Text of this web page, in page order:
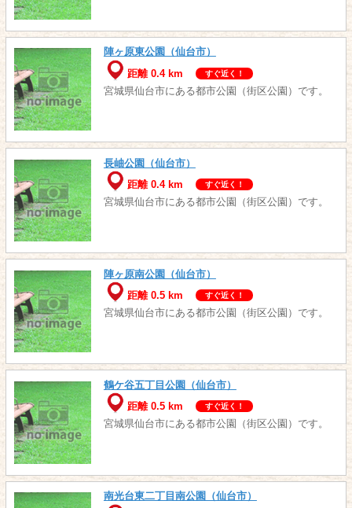
陣ヶ原東公園（仙台市）
距離 0.4 km
すぐ近く！
宮城県仙台市にある都市公園（街区公園）です。
長岫公園（仙台市）
距離 0.4 km
すぐ近く！
宮城県仙台市にある都市公園（街区公園）です。
陣ヶ原南公園（仙台市）
距離 0.5 km
すぐ近く！
宮城県仙台市にある都市公園（街区公園）です。
鶴ケ谷五丁目公園（仙台市）
距離 0.5 km
すぐ近く！
宮城県仙台市にある都市公園（街区公園）です。
南光台東二丁目南公園（仙台市）